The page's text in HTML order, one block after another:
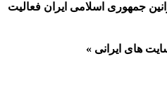
جمهوری اسلامی ایران فعالیت
های ایرانی »